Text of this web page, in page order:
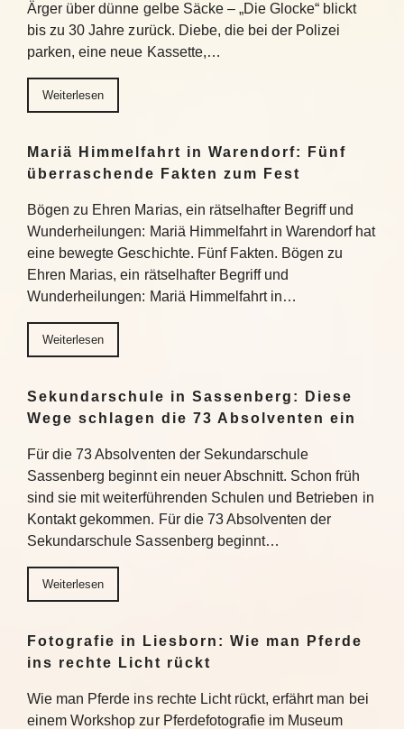
Ärger über dünne gelbe Säcke – „Die Glocke“ blickt
bis zu 30 Jahre zurück. Diebe, die bei der Polizei
parken, eine neue Kassette,…
Weiterlesen
Mariä Himmelfahrt in Warendorf: Fünf
überraschende Fakten zum Fest
Bögen zu Ehren Marias, ein rätselhafter Begriff und
Wunderheilungen: Mariä Himmelfahrt in Warendorf hat
eine bewegte Geschichte. Fünf Fakten. Bögen zu
Ehren Marias, ein rätselhafter Begriff und
Wunderheilungen: Mariä Himmelfahrt in…
Weiterlesen
Sekundarschule in Sassenberg: Diese
Wege schlagen die 73 Absolventen ein
Für die 73 Absolventen der Sekundarschule
Sassenberg beginnt ein neuer Abschnitt. Schon früh
sind sie mit weiterführenden Schulen und Betrieben in
Kontakt gekommen. Für die 73 Absolventen der
Sekundarschule Sassenberg beginnt…
Weiterlesen
Fotografie in Liesborn: Wie man Pferde
ins rechte Licht rückt
Wie man Pferde ins rechte Licht rückt, erfährt man bei
einem Workshop zur Pferdefotografie im Museum